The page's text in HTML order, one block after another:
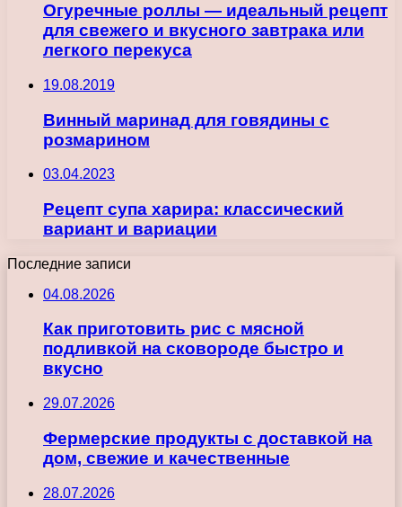
Огуречные роллы — идеальный рецепт
для свежего и вкусного завтрака или
легкого перекуса
19.08.2019
Винный маринад для говядины с
розмарином
03.04.2023
Рецепт супа харира: классический
вариант и вариации
Последние записи
04.08.2026
Как приготовить рис с мясной
подливкой на сковороде быстро и
вкусно
29.07.2026
Фермерские продукты с доставкой на
дом, свежие и качественные
28.07.2026